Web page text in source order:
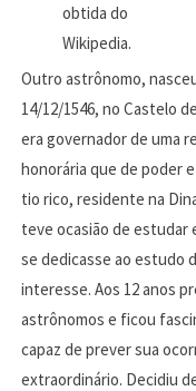
obtida do
Wikipedia.
Outro astrônomo,
14/12/1546, no Castelo
era governador de uma
honorária que de poder
tio rico, residente na
teve ocasião de estudar
se dedicasse ao estudo
interesse. Aos 12 anos
astrônomos e ficou
capaz de prever sua
extraordinário. Decidiu